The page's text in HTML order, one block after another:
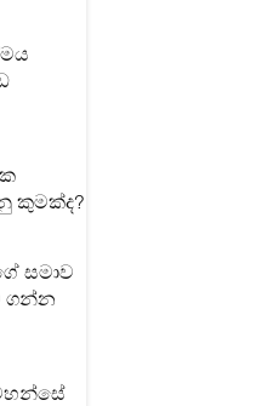
කුමක්ද?
සමාව
ගන්න